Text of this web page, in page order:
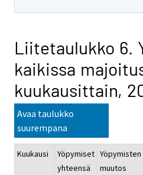
Liitetaulukko 6.
kaikissa
kuukausittain,
Avaa taulukko
suurempana
Kuukausi
Yöpymiset
yhteensä
Yöpymisten
muutos